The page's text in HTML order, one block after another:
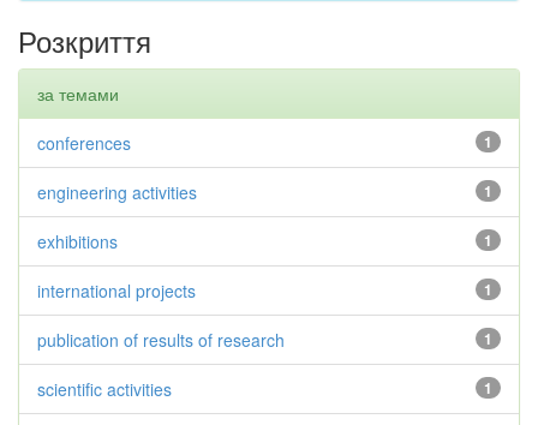
Розкриття
за темами
1
conferences
1
engineering activities
1
exhibitions
1
international projects
1
publication of results of research
1
scientific activities